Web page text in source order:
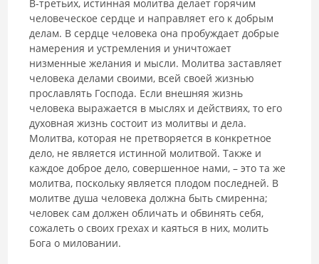
В-третьих, истинная молитва делает горячим
человеческое сердце и направляет его к добрым
делам. В сердце человека она пробуждает добрые
намерения и устремления и уничтожает
низменные желания и мысли. Молитва заставляет
человека делами своими, всей своей жизнью
прославлять Господа. Если внешняя жизнь
человека выражается в мыслях и действиях, то его
духовная жизнь состоит из молитвы и дела.
Молитва, которая не претворяется в конкретное
дело, не является истинной молитвой. Также и
каждое доброе дело, совершенное нами, – это та же
молитва, поскольку является плодом последней. В
молитве душа человека должна быть смиренна;
человек сам должен обличать и обвинять себя,
сожалеть о своих грехах и каяться в них, молить
Бога о миловании.